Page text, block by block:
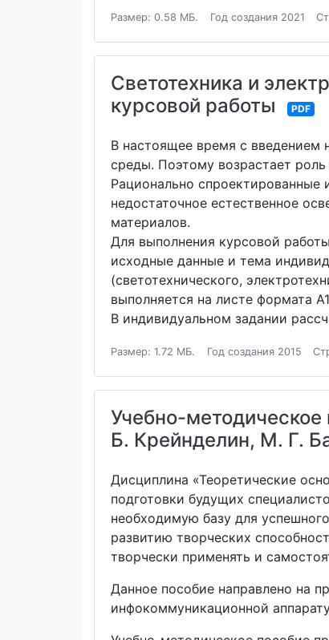
Размер: 0.58 МБ. Год создания 2021
Светотехника и
курсовой работы
PDF
В настоящее время с введением
среды. Поэтому возрастает роль
Рационально спроектированные
недостаточное естественное
материалов.
Для выполнения курсовой
исходные данные и тема
(светотехнического,
выполняется на листе формата
В индивидуальном задании
Размер: 1.72 МБ. Год создания 2015
Учебно-методическое
Б. Крейнделин, М. Г.
Дисциплина «Теоретические
подготовки будущих
необходимую базу для
развитию творческих
творчески применять и
Данное пособие направлено на
инфокоммуникационной